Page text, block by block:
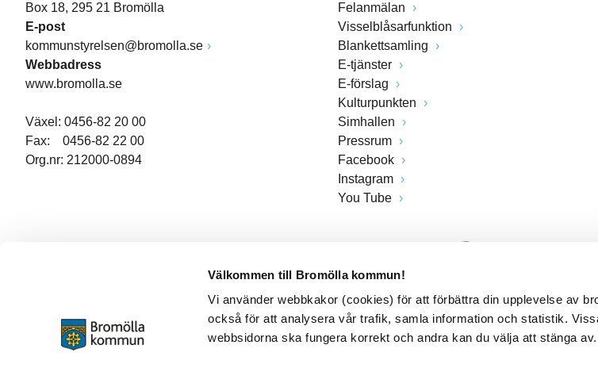
Välkommen till Bromölla kommun!
Vi använder webbkakor (cookies) för att förbättra din upplevelse av
också för att analysera vår trafik, samla information och statistik.
webbsidorna ska fungera korrekt och andra kan du välja att stänga
Box 18, 295 21 Bromölla
E-post
kommunstyrelsen@bromolla.se
Webbadress
www.bromolla.se
Växel: 0456-82 20 00
Fax: 0456-82 22 00
Org.nr: 212000-0894
Felanmälan
Visselblåsarfunktion
Blankettsamling
E-tjänster
E-förslag
Kulturpunkten
Simhallen
Pressrum
Facebook
Instagram
You Tube